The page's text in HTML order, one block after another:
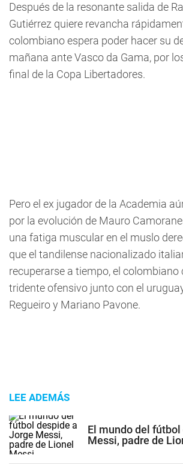
Después de la resonante salida de
Gutiérrez quiere revancha
colombiano espera poder hacer su
mañana ante Vasco da Gama, por
final de la Copa Libertadores.
Pero el ex jugador de la Academia
por la evolución de Mauro
una fatiga muscular en el muslo
que el tandilense nacionalizado
recuperarse a tiempo, el colombiano
tridente ofensivo junto con el
Regueiro y Mariano Pavone.
LEE ADEMÁS
El mundo del
Messi, padre de